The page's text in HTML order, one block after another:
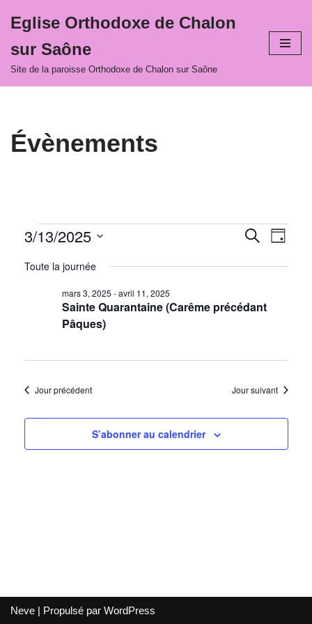
au
contenu
Eglise Orthodoxe de Chalon
sur Saône
Site de la paroisse Orthodoxe de Chalon sur Saône
Évènements
et
de
Recherche
Jour
3/13/2025
une
Toute la journée
Sainte Quarantaine (Carême précédant
Pâques)
mars 3, 2025 -avril 11, 2025
Jour précédent Jour suivant
S’abonner au calendrier
Neve | Propulsé par WordPress